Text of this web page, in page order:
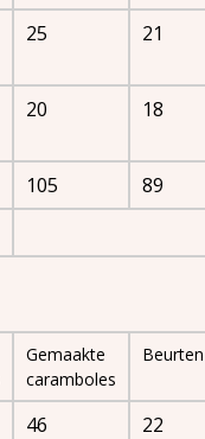
25 21
20 18
105 89
Gemaakte
caramboles
Beurten
46 22